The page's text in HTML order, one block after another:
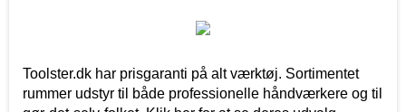
Toolster.dk har prisgaranti på alt værktøj. Sortimentet
rummer udstyr til både professionelle håndværkere og til